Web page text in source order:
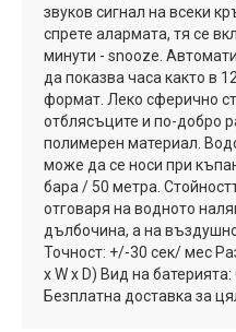
звуков сигнал на всеки
спрете алармата, тя се
минути - snooze.
да показва часа както в
формат. Леко сферично
отблясъците и по-добро
полимерен материал.
може да се носи при
бара / 50 метра.
отговаря на водното
дълбочина, а на
Точност: +/-30 сек/ мес
x W x D) Вид на батерията:
Безплатна доставка за